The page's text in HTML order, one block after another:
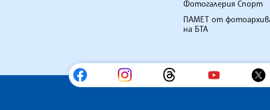
Фотогалерия Спорт
ПАМЕТ от
на БТА